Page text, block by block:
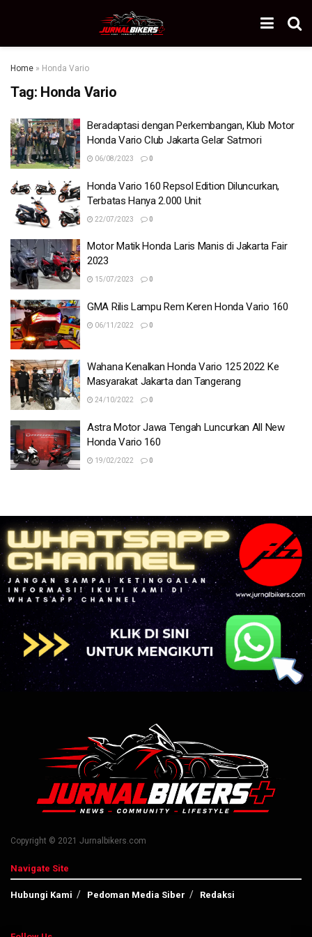
Home » Honda Vario
Tag: Honda Vario
Beradaptasi dengan Perkembangan, Klub Motor
Honda Vario Club Jakarta Gelar Satmori
06/08/2023 0
Honda Vario 160 Repsol Edition Diluncurkan,
Terbatas Hanya 2.000 Unit
22/07/2023 0
Motor Matik Honda Laris Manis di Jakarta Fair
2023
15/07/2023 0
GMA Rilis Lampu Rem Keren Honda Vario 160
06/11/2022 0
Wahana Kenalkan Honda Vario 125 2022 Ke
Masyarakat Jakarta dan Tangerang
24/10/2022 0
Astra Motor Jawa Tengah Luncurkan All New
Honda Vario 160
19/02/2022 0
Copyright © 2021 Jurnalbikers.com
Navigate Site
Hubungi Kami Pedoman Media Siber Redaksi